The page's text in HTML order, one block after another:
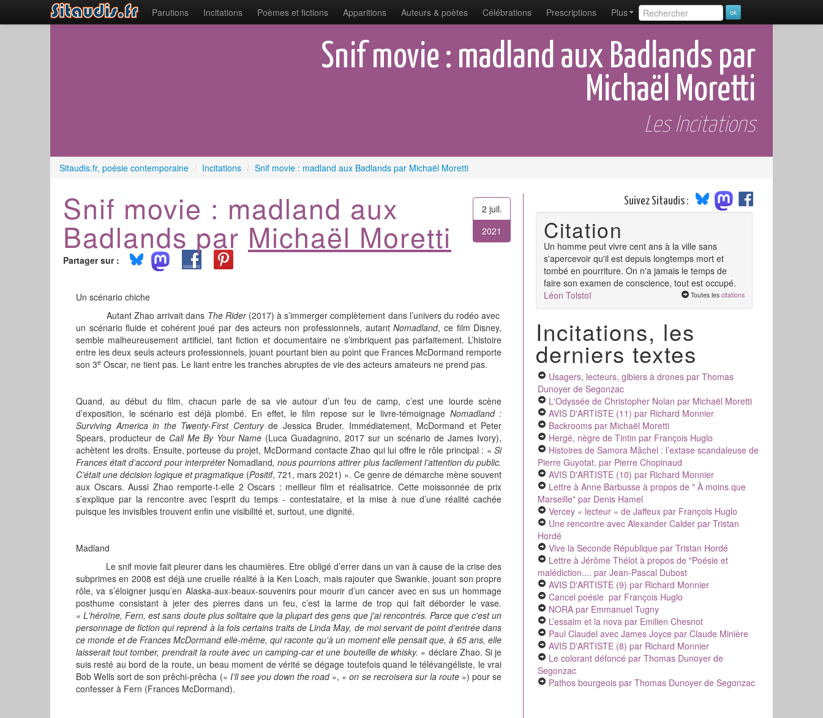
Parutions Incitations Poèmes et fictions Apparitions Auteurs & poètes Célébrations Prescriptions Plus
Snif movie : madland aux Badlands par
Michaël Moretti
Les Incitations
Sitaudis.fr, poésie contemporaine / Incitations / Snif movie : madland aux Badlands par Michaël Moretti
2 juil.
2021
Snif movie : madland aux
Badlands par Michaël Moretti
Partager sur :
Un scénario chiche
Autant Zhao arrivait dans The Rider (2017) à s’immerger complètement dans l’univers du rodéo avec
un scénario fluide et cohérent joué par des acteurs non professionnels, autantNomadland, ce film Disney,
semble malheureusement artificiel, tant fiction et documentaire ne s’imbriquent pas parfaitement. L’histoire
entre les deux seuls acteurs professionnels, jouant pourtant bien au point que Frances McDormand remporte
son 3e Oscar, ne tient pas. Le liant entre les tranches abruptes de vie des acteurs amateurs ne prend pas.
Quand, au début du film, chacun parle de sa vie autour d’un feu de camp, c’est une lourde scène
d’exposition, le scénario est déjà plombé. En effet, le film repose sur le livre-témoignage Nomadland :
Surviving America in the Twenty-First Centuryde Jessica Bruder. Immédiatement, McDormand et Peter
Spears, producteur de Call Me By Your Name (Luca Guadagnino, 2017 sur un scénario de James Ivory),
achètent les droits. Ensuite, porteuse du projet, McDormand contacte Zhao qui lui offre le rôle principal : «Si
Frances était d’accord pour interpréter Nomadland, nous pourrions attirer plus facilement l’attention du public.
C’était une décision logique et pragmatique (Positif, 721, mars 2021) ». Ce genre de démarche mène souvent
aux Oscars. Aussi Zhao remporte-t-elle 2 Oscars : meilleur film et réalisatrice. Cette moissonnée de prix
s’explique par la rencontre avec l’esprit du temps - contestataire, et la mise à nue d’une réalité cachée
puisque les invisibles trouvent enfin une visibilité et, surtout, une dignité.
Madland
Le snif movie fait pleurer dans les chaumières. Etre obligé d’errer dans un van à cause de la crise des
subprimes en 2008 est déjà une cruelle réalité à la Ken Loach, mais rajouter que Swankie, jouant son propre
rôle, va s’éloigner jusqu’en Alaska-aux-beaux-souvenirs pour mourir d’un cancer avec en sus un hommage
posthume consistant à jeter des pierres dans un feu, c’est la larme de trop qui fait déborder le vase.
«L'héroïne, Fern, est sans doute plus solitaire que la plupart des gens que j'ai rencontrés. Parce que c'est un
personnage de fiction qui reprend à la fois certains traits de Linda May, de moi servant de point d'entrée dans
ce monde et de Frances McDormand elle-même, qui raconte qu'à un moment elle pensait que, à 65 ans, elle
laisserait tout tomber, prendrait la route avec un camping-car et une bouteille de whisky. » déclare Zhao. Si je
suis resté au bord de la route, un beau moment de vérité se dégage toutefois quand le télévangéliste, le vrai
Bob Wells sort de son prêchi-prêcha (« I’ll see you down the road», «on se recroisera sur la route») pour se
confesser à Fern (Frances McDormand).
Suivez Sitaudis :
Citation
Un homme peut vivre cent ans à la ville sans
s'apercevoir qu'il est depuis longtemps mort et
tombé en pourriture. On n'a jamais le temps de
faire son examen de conscience, tout est occupé.
Léon Tolstoï
Toutes les citations
Incitations, les
derniers textes
Usagers, lecteurs, gibiers à dronespar Thomas
Dunoyer de Segonzac
L'Odyssée de Christopher Nolan par Michaël Moretti
AVIS D'ARTISTE (11) par Richard Monnier
Backroomspar Michaël Moretti
Hergé, nègre de Tintin par François Huglo
Histoires de Samora Mâchel : l’extase scandaleuse de
Pierre Guyotat. par Pierre Chopinaud
AVIS D'ARTISTE (10) par Richard Monnier
Lettre à Anne Barbusse à propos de " À moins que
Marseille"par Denis Hamel
Vercey « lecteur » de Jaffeuxpar François Huglo
Une rencontre avec Alexander Calderpar Tristan
Hordé
Vive la Seconde Républiquepar Tristan Hordé
Lettre à Jérôme Thélot à propos de "Poésie et
malédiction.... par Jean-Pascal Dubost
AVIS D'ARTISTE (9) par Richard Monnier
Cancel poésie par François Huglo
NORApar Emmanuel Tugny
L’essaim et la nova par Emilien Chesnot
Paul Claudel avec James Joycepar Claude Minière
AVIS D'ARTISTE (8) par Richard Monnier
Le colorant défoncépar Thomas Dunoyer de
Segonzac
Pathos bourgeoispar Thomas Dunoyer de Segonzac